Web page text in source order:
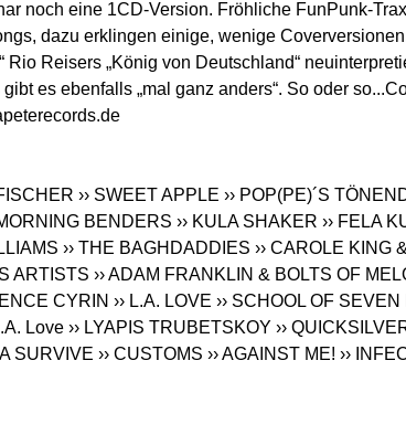
noch eine 1CD-Version. Fröhliche FunPunk-
dazu erklingen einige, wenige
Rio Reisers „König von Deutschland“
es ebenfalls „mal ganz anders“. So oder
›› SWEET APPLE ›› POP(PE)´S
BENDERS ›› KULA SHAKER ›› FELA
›› THE BAGHDADDIES ›› CAROLE KING
ARTISTS ›› ADAM FRANKLIN & BOLTS OF
CYRIN ›› L.A. LOVE ›› SCHOOL OF
Love ›› LYAPIS TRUBETSKOY ››
SURVIVE ›› CUSTOMS ›› AGAINST ME! ››